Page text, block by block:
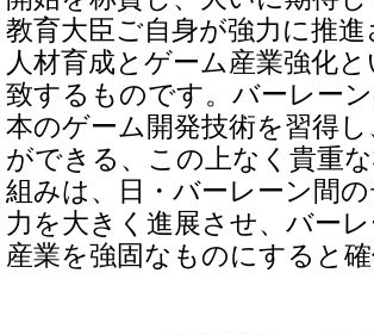
教育大臣ご自身が強力に推
人材育成とゲーム産業強化
致するものです。バーレー
本のゲーム開発技術を習得
ができる、この上なく貴重
組みは、日・バーレーン間
力を大きく進展させ、バー
産業を強固なものにすると